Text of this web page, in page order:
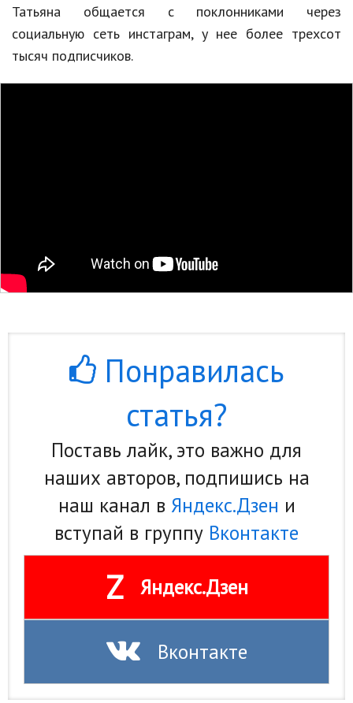
Природа
Образование
Наука и технологии
Татьяна общается с поклонниками через
социальную сеть инстаграм, у нее более трехсот
тысяч подписчиков.
Понравилась
статья?
Поставь лайк, это важно для
наших авторов, подпишись на
наш канал в Яндекс.Дзен и
вступай в группу Вконтакте
Z Яндекс.Дзен
Вконтакте